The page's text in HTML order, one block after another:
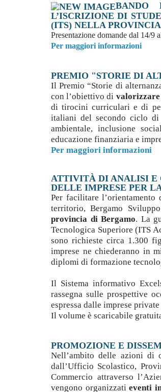
BANDO
L’ISCRIZIONE DI
(ITS) NELLA
Presentazione domande dal 14/9
Per maggiori informazioni
PREMIO "STORIE DI
Il Premio “Storie di
con l’obiettivo di
di tirocini curriculari e di
italiani del secondo ciclo di
ambientale, inclusione
educazione finanziaria e
Per maggiori informazioni
ATTIVITÀ DI ANALISI E
DELLE IMPRESE PER
Per facilitare
territorio, Bergamo
provincia di Bergamo. La
Tecnologica Superiore (ITS
sono richieste circa 1.300
imprese ne chiederanno in
diplomi di formazione
Il Sistema informativo
rassegna sulle prospettive
espressa dalle imprese
Il volume è scaricabile
PROMOZIONE E
Nell’ambito delle azioni di
dall’Ufficio Scolastico,
Commercio attraverso
vengono organizzatieventi